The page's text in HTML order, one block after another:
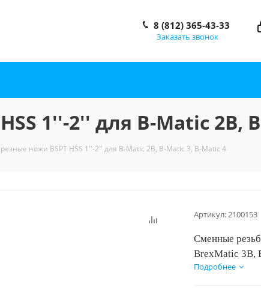
8 (812) 365-43-33
Заказать звонок
1''-2'' для B-Matic 2B,
ножи BSPT HSS 1''-2'' для B-Matic 2B, B-Matic 3, B-Matic 4
Артикул:2100153
Сменные
BrexMatic 3B,
срок службы.
Подробнее